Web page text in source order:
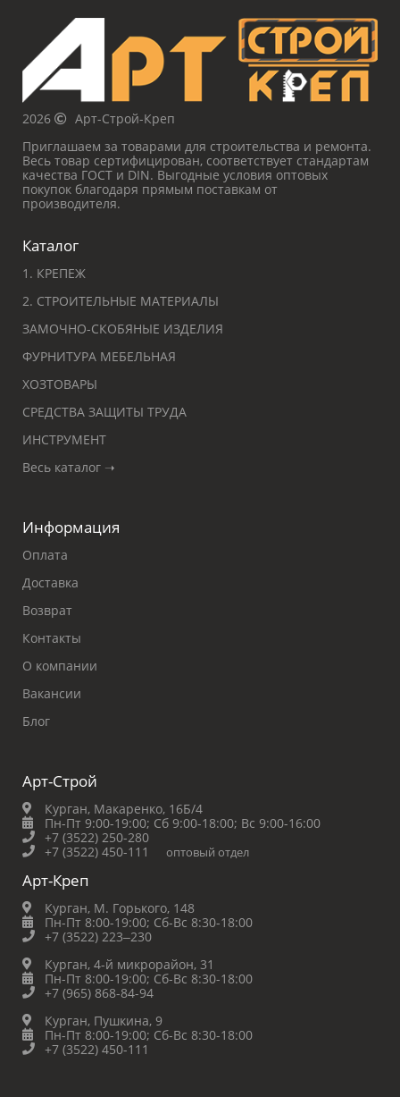
2026
Арт-Строй-Креп
Приглашаем за товарами для строительства и ремонта.
Весь товар сертифицирован, соответствует стандартам
качества ГОСТ и DIN. Выгодные условия оптовых
покупок благодаря прямым поставкам от
производителя.
Каталог
1. КРЕПЕЖ
2. СТРОИТЕЛЬНЫЕ МАТЕРИАЛЫ
ЗАМОЧНО-СКОБЯНЫЕ ИЗДЕЛИЯ
ФУРНИТУРА МЕБЕЛЬНАЯ
ХОЗТОВАРЫ
СРЕДСТВА ЗАЩИТЫ ТРУДА
ИНСТРУМЕНТ
Весь каталог ➝
Информация
Оплата
Доставка
Возврат
Контакты
О компании
Вакансии
Блог
Арт-Строй
Курган, Макаренко, 16Б/4
Пн-Пт 9:00-19:00; Сб 9:00-18:00; Вс 9:00-16:00
+7 (3522) 250-280
+7 (3522) 450-111
оптовый отдел
Арт-Креп
Курган, М. Горького, 148
Пн-Пт 8:00-19:00; Сб-Вс 8:30-18:00
+7 (3522) 223‒230
Курган, 4-й микрорайон, 31
Пн-Пт 8:00-19:00; Сб-Вс 8:30-18:00
+7 (965) 868-84-94
Курган, Пушкина, 9
Пн-Пт 8:00-19:00; Сб-Вс 8:30-18:00
+7 (3522) 450-111